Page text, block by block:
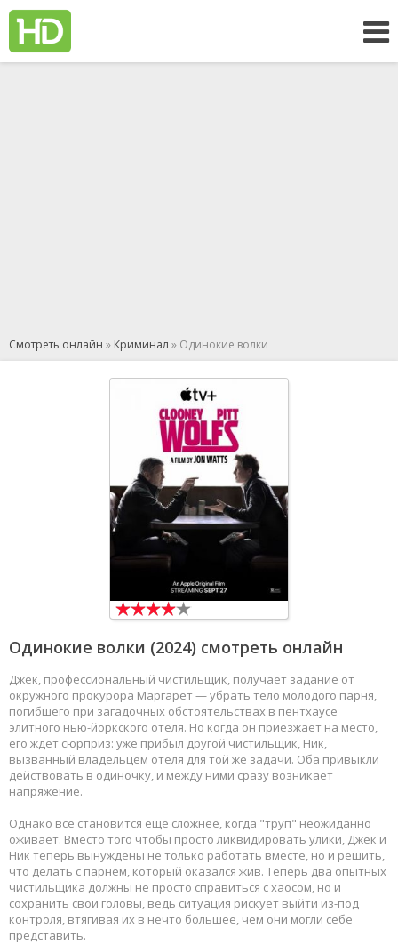
Смотреть онлайн » Криминал » Одинокие волки
Одинокие волки (2024) смотреть онлайн
Джек, профессиональный чистильщик, получает задание от
окружного прокурора Маргарет — убрать тело молодого парня,
погибшего при загадочных обстоятельствах в пентхаусе
элитного нью-йоркского отеля. Но когда он приезжает на место,
его ждет сюрприз: уже прибыл другой чистильщик, Ник,
вызванный владельцем отеля для той же задачи. Оба привыкли
действовать в одиночку, и между ними сразу возникает
напряжение.
Однако всё становится еще сложнее, когда "труп" неожиданно
оживает. Вместо того чтобы просто ликвидировать улики, Джек и
Ник теперь вынуждены не только работать вместе, но и решить,
что делать с парнем, который оказался жив. Теперь два опытных
чистильщика должны не просто справиться с хаосом, но и
сохранить свои головы, ведь ситуация рискует выйти из-под
контроля, втягивая их в нечто большее, чем они могли себе
представить.